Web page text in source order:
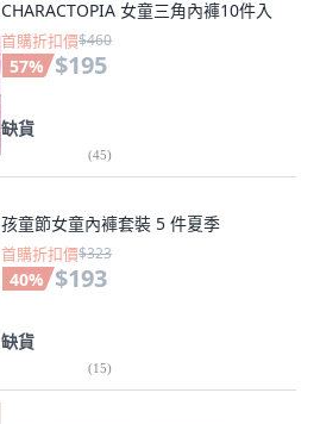
CHARACTOPIA 女童三角內褲10件入
首購折扣價$460
57% $195
缺貨
(45)
孩童節女童內褲套裝 5 件夏季
首購折扣價$323
40% $193
缺貨
(15)